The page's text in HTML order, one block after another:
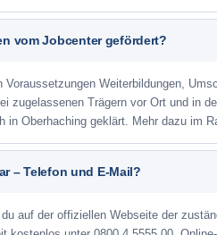
vom Jobcenter gefördert?
Weiterbildungen,
zugelassenen Trägern vor Ort und in
in Oberhaching geklärt. Mehr dazu im
– Telefon und E-Mail?
auf der offiziellen Webseite der